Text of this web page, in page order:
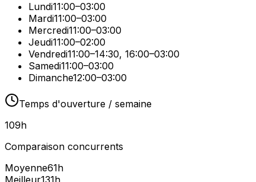
Lundi11:00–03:00
Mardi11:00–03:00
Mercredi11:00–03:00
Jeudi11:00–02:00
Vendredi11:00–14:30, 16:00–03:00
Samedi11:00–03:00
Dimanche12:00–03:00
Temps d'ouverture / semaine
109h
Comparaison concurrents
Moyenne61h